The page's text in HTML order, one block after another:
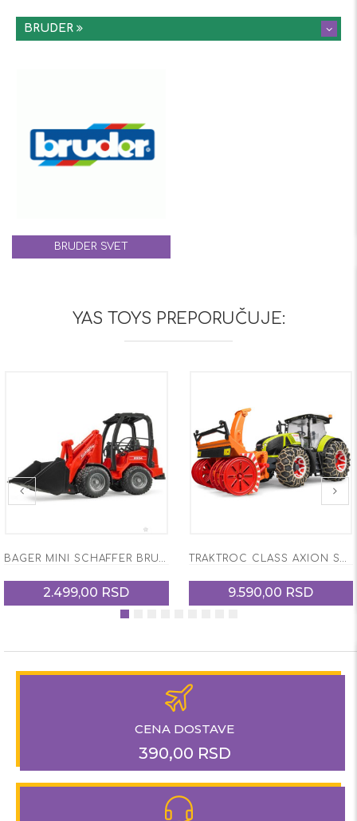
BRUDER
BRUDER SVET
YAS TOYS PREPORUČUJE:
2.499,00 RSD 9.590,00 RSD
CENA DOSTAVE
390,00 RSD